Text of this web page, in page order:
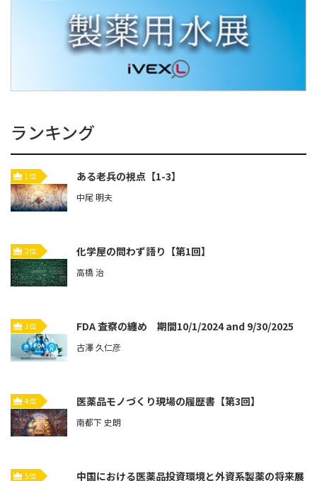
ランキング
1位 ある老兵の視点【1-3】
中尾 明夫
2位 化学屋の問わず語り【第1回】
高橋 治
3位 FDA 査察の纏め 期間10/1/2024 and 9/30/2025
古澤 久仁彦
4位 医薬品モノづくり現場の履歴書【第3回】
南都下 史朗
5位
中国における医薬品投資環境と外資系製薬の将来展